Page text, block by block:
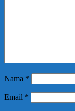
Nama *
Email *